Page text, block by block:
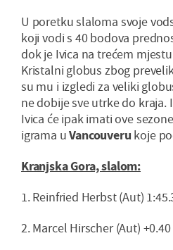
U poretku slaloma svoje
koji vodi s 40 bodova
dok je Ivica na trećem
Kristalni globus zbog
su mu i izgledi za veliki
ne dobije sve utrke do kraja.
Ivica će ipak imati ove
igrama uVancouveru koje
Kranjska Gora, slalom:
1. Reinfried Herbst (Aut)
2. Marcel Hirscher (Aut) +0.40